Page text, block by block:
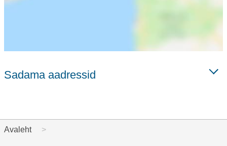
Sadama aadressid
Avaleht